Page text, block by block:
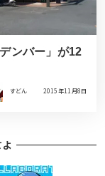
ンバー」が12
すどん 2015年11月8日